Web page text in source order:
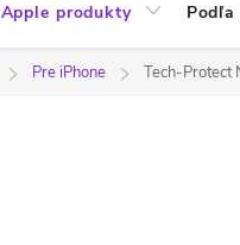
Apple produkty
Pre iPhone Tech-Protect